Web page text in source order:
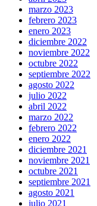
marzo 2023
febrero 2023
enero 2023
diciembre 2022
noviembre 2022
octubre 2022
septiembre 2022
agosto 2022
julio 2022
abril 2022
marzo 2022
febrero 2022
enero 2022
diciembre 2021
noviembre 2021
octubre 2021
septiembre 2021
agosto 2021
julio 2021